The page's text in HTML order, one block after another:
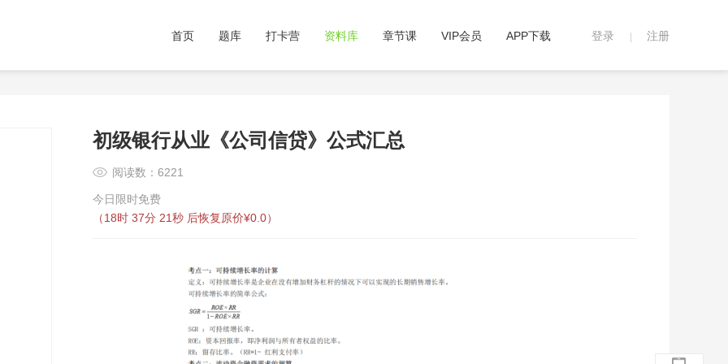
登录 注册
首页 题库 打卡营 资料库 章节课 VIP会员 APP下载
初级银行从业《公司信贷》公式汇总
阅读数：6221
今日限时免费
（18时 37分 21秒 后恢复原价¥0.0）